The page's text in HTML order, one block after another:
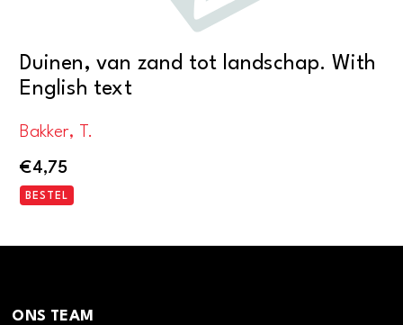
Duinen, van zand tot landschap. With
English text
Bakker, T.
€4,75
BESTEL
ONS TEAM